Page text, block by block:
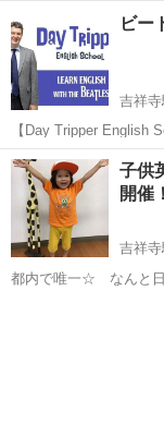
ビー
吉祥寺
【Day Tripper English
トルズに特化した英会
ルズファンと集まり、
東京 武蔵野市
子供
開催
吉祥寺
都内で唯一☆ なんと日曜日もレッ